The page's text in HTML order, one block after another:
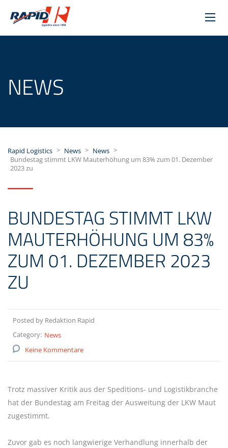
NEWS
Rapid Logistics > News > News >
Bundestag stimmt LKW Mauterhöhung um 83% zum 01. Dezember
2023 zu
BUNDESTAG STIMMT LKW
MAUTERHÖHUNG UM 83%
ZUM 01. DEZEMBER 2023
ZU
Posted by Redaktion Rapid
Category: News
Keine Kommentare
Trotz massiver Kritik aus der Speditions- und Logistikbranche
hat der Bundestag am Freitag der Ausweitung der LKW Maut
zugestimmt.
Zuvor gab es noch langwierige Verhandlung innerhalb der